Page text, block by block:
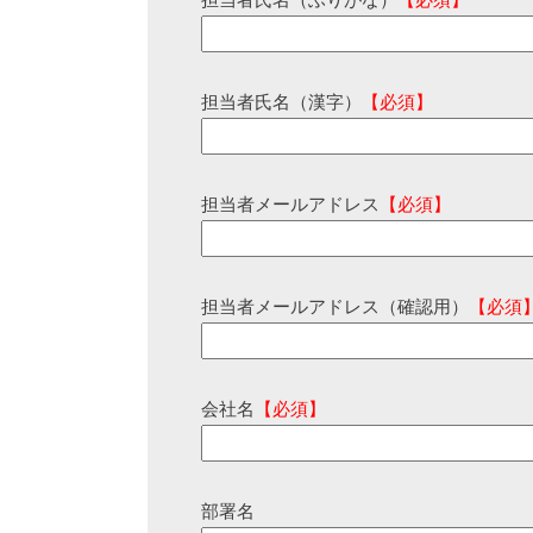
担当者氏名（漢字） 【必須】
担当者メールアドレス 【必須】
担当者メールアドレス（確認用） 【必須
会社名 【必須】
部署名